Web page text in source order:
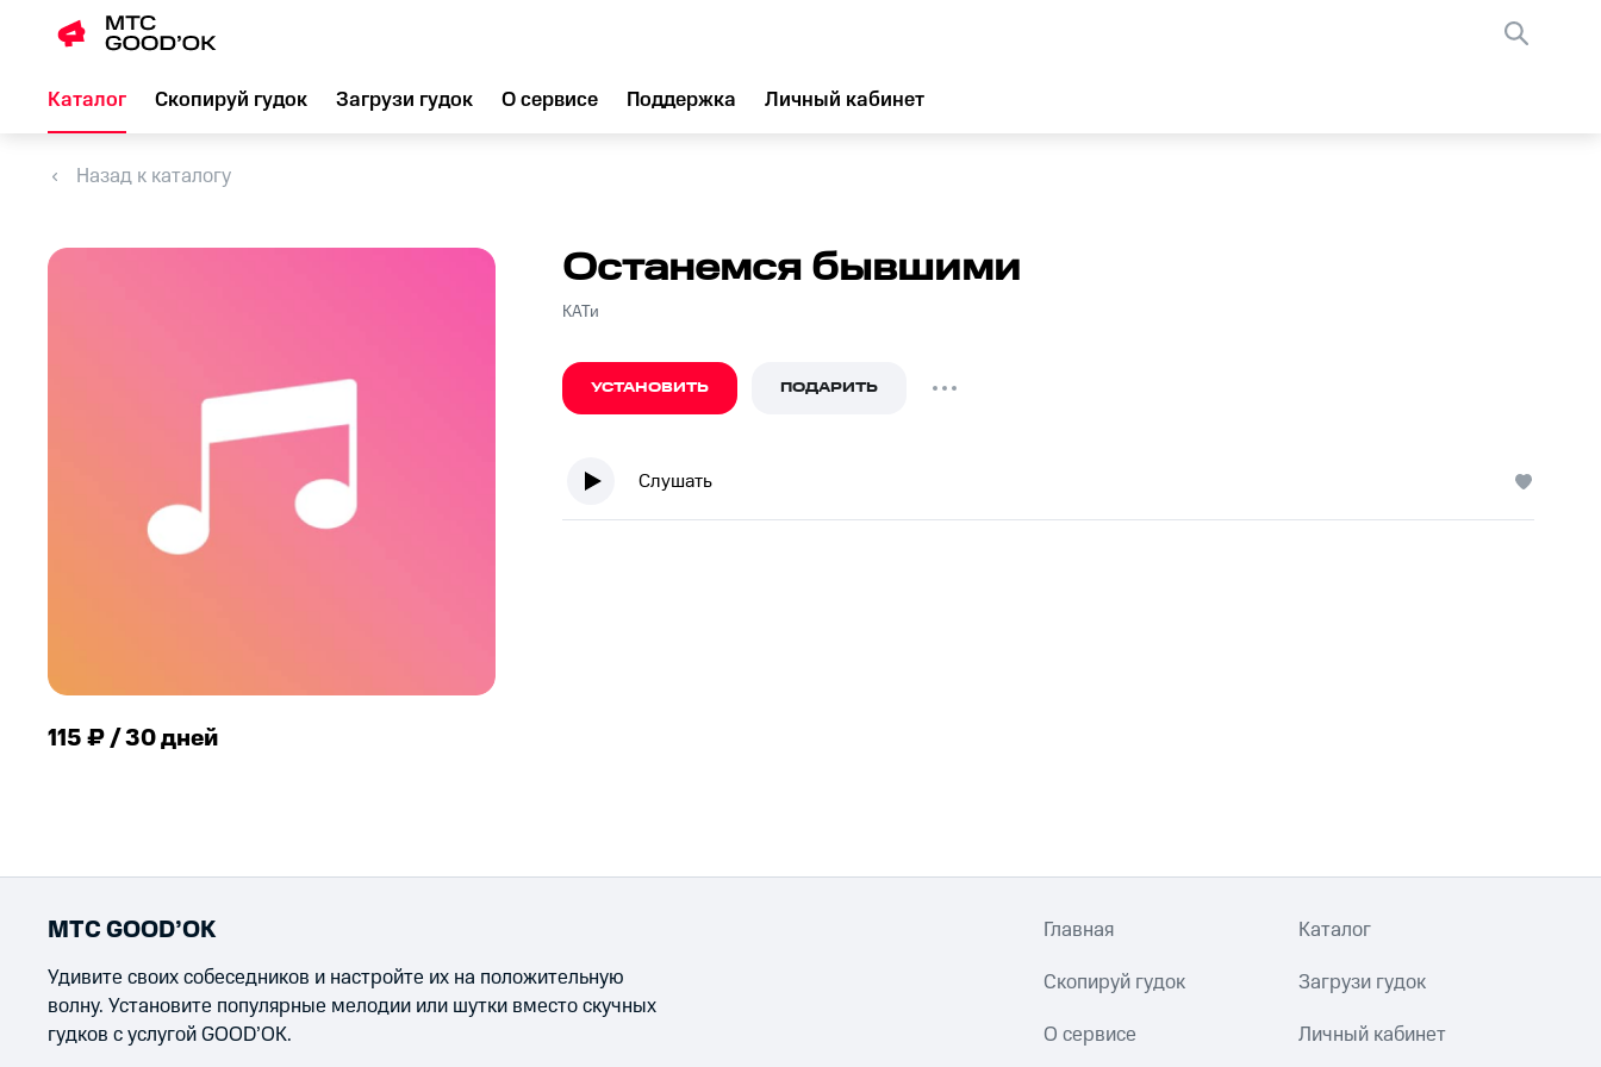
Каталог Скопируй гудок Загрузи гудок О сервисе Поддержка Личный кабинет
Назад к каталогу
115 ₽ / 30 дней
Останемся бывшими
КАТи
УСТАНОВИТЬ ПОДАРИТЬ
Слушать
МТС GOOD’OK
Удивите своих собеседников и настройте их на положительную
волну. Установите популярные мелодии или шутки вместо скучных
гудков с услугой GOOD’OK.
Главная Каталог
Скопируй гудок Загрузи гудок
О сервисе Личный кабинет